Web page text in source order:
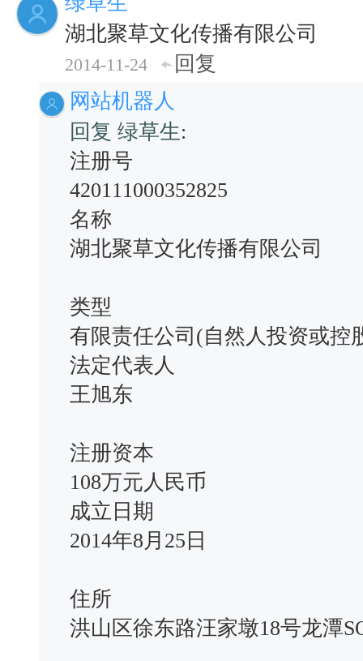
湖北聚草文化传播有限公司
2014-11-24
回复
网站机器人
回复 绿草生:
注册号
420111000352825
名称
湖北聚草文化传播有限公司
类型
有限责任公司(自然人投资或控
法定代表人
王旭东
注册资本
108万元人民币
成立日期
2014年8月25日
住所
洪山区徐东路汪家墩18号龙潭